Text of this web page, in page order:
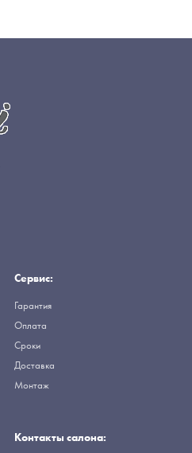
Сервис:
Гарантия
Оплата
Сроки
Доставка
Монтаж
Контакты салона: